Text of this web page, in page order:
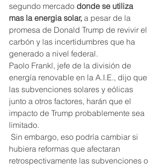
segundo mercado donde se utiliza
mas la energia solar, a pesar de la
promesa de Donald Trump de revivir el
carbón y las incertidumbres que ha
generado a nivel federal.
Paolo Frankl, jefe de la división de
energía renovable en la A.I.E., dijo que
las subvenciones solares y eólicas
junto a otros factores, harán que el
impacto de Trump probablemente sea
limitado.
Sin embargo, eso podría cambiar si
hubiera reformas que afectaran
retrospectivamente las subvenciones o